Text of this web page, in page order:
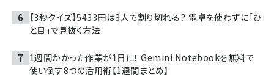
【3秒クイズ】5433円は3人で割り切れる？ 電卓を使わずに「ひ
と目」で見抜く方法
1週間かかった作業が1日に！ Gemini Notebookを無料で
使い倒す8つの活用術【1週間まとめ】